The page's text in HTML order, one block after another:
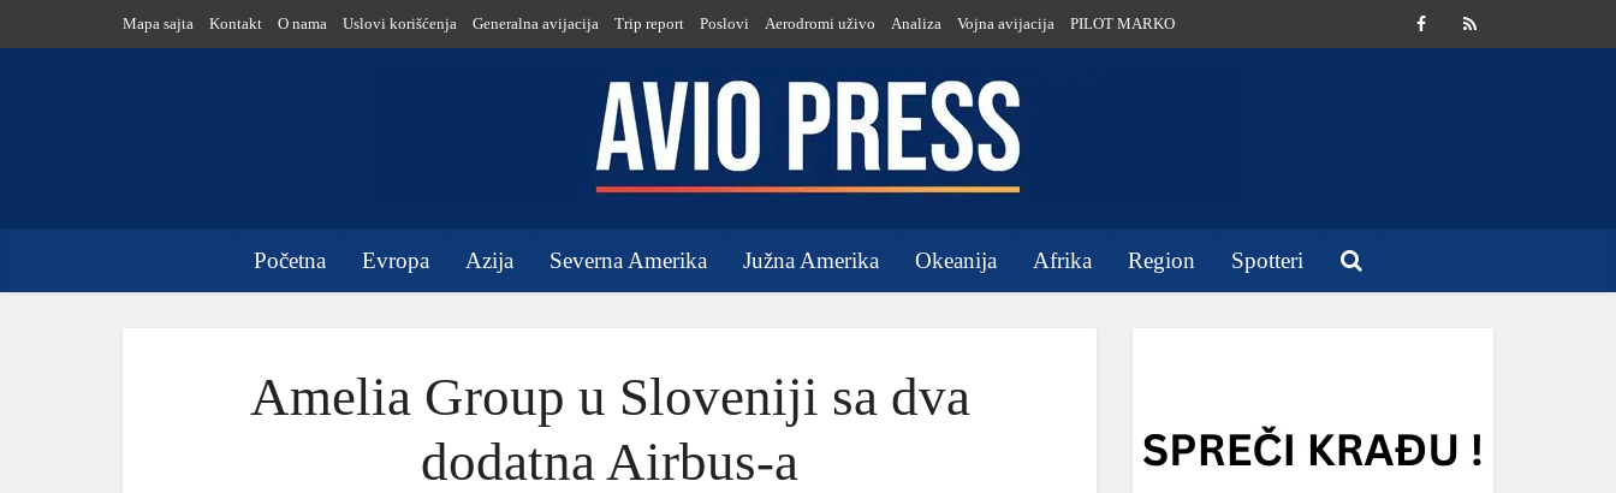
Mapa sajta Kontakt O nama Uslovi korišćenja Generalna avijacija Trip report Poslovi Aerodromi uživo Analiza Vojna avijacija PILOT MARKO
Početna Evropa Azija Severna Amerika Južna Amerika Okeanija Afrika Region Spotteri
Amelia Group u Sloveniji sa dva
dodatna Airbus-a